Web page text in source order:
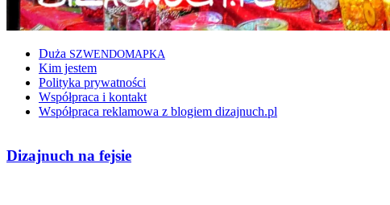
Duża SZWENDOMAPKA
Kim jestem
Polityka prywatności
Współpraca i kontakt
Współpraca reklamowa z blogiem dizajnuch.pl
Dizajnuch na fejsie